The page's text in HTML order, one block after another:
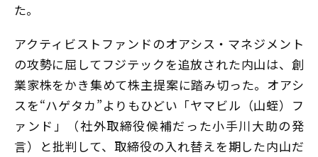
た。
アクティビストファンドのオアシス・マネジメント
の攻勢に屈してフジテックを追放された内山は、創
業家株をかき集めて株主提案に踏み切った。オアシ
スを“ハゲタカ”よりもひどい「ヤマビル（山蛭）フ
ァンド」（社外取締役候補だった小手川大助の発
言）と批判して、取締役の入れ替えを期した内山だ